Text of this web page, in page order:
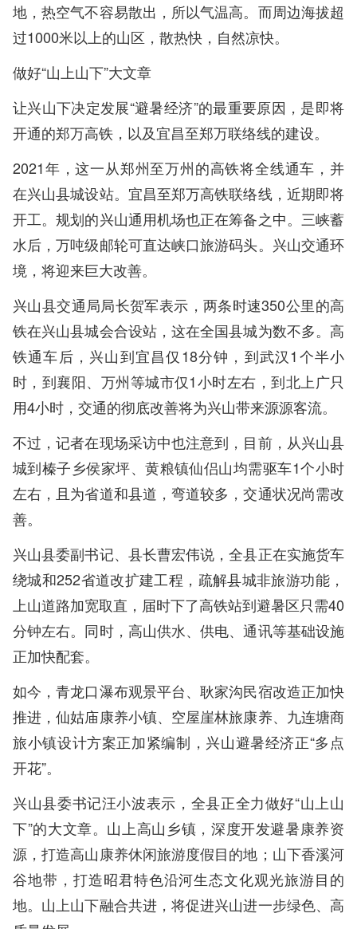
地，热空气不容易散出，所以气温高。而周边海拔超
过1000米以上的山区，散热快，自然凉快。
做好“山上山下”大文章
让兴山下决定发展“避暑经济”的最重要原因，是即将
开通的郑万高铁，以及宜昌至郑万联络线的建设。
2021年，这一从郑州至万州的高铁将全线通车，并
在兴山县城设站。宜昌至郑万高铁联络线，近期即将
开工。规划的兴山通用机场也正在筹备之中。三峡蓄
水后，万吨级邮轮可直达峡口旅游码头。兴山交通环
境，将迎来巨大改善。
兴山县交通局局长贺军表示，两条时速350公里的高
铁在兴山县城会合设站，这在全国县城为数不多。高
铁通车后，兴山到宜昌仅18分钟，到武汉1个半小
时，到襄阳、万州等城市仅1小时左右，到北上广只
用4小时，交通的彻底改善将为兴山带来源源客流。
不过，记者在现场采访中也注意到，目前，从兴山县
城到榛子乡侯家坪、黄粮镇仙侣山均需驱车1个小时
左右，且为省道和县道，弯道较多，交通状况尚需改
善。
兴山县委副书记、县长曹宏伟说，全县正在实施货车
绕城和252省道改扩建工程，疏解县城非旅游功能，
上山道路加宽取直，届时下了高铁站到避暑区只需40
分钟左右。同时，高山供水、供电、通讯等基础设施
正加快配套。
如今，青龙口瀑布观景平台、耿家沟民宿改造正加快
推进，仙姑庙康养小镇、空屋崖林旅康养、九连塘商
旅小镇设计方案正加紧编制，兴山避暑经济正“多点
开花”。
兴山县委书记汪小波表示，全县正全力做好“山上山
下”的大文章。山上高山乡镇，深度开发避暑康养资
源，打造高山康养休闲旅游度假目的地；山下香溪河
谷地带，打造昭君特色沿河生态文化观光旅游目的
地。山上山下融合共进，将促进兴山进一步绿色、高